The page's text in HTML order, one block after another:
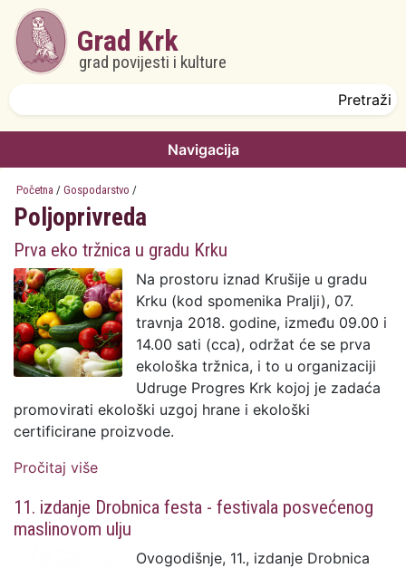
Skoči na glavni sadržaj
Grad Krk
grad povijesti i kulture
Navigacija
Početna / Gospodarstvo /
Poljoprivreda
Prva eko tržnica u gradu Krku
Na prostoru iznad Krušije u gradu
Krku (kod spomenika Pralji), 07.
travnja 2018. godine, između 09.00 i
14.00 sati (cca), održat će se prva
ekološka tržnica, i to u organizaciji
Udruge Progres Krk kojoj je zadaća
promovirati ekološki uzgoj hrane i ekološki
certificirane proizvode.
Pročitaj više
11. izdanje Drobnica festa - festivala posvećenog
maslinovom ulju
Ovogodišnje, 11., izdanje Drobnica